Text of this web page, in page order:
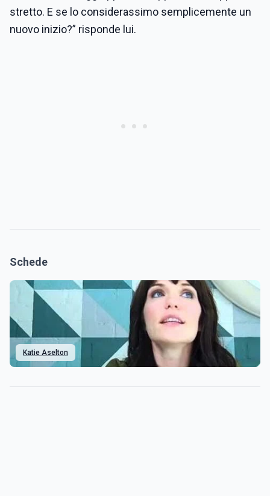
stretto. E se lo considerassimo semplicemente un
nuovo inizio?” risponde lui.
Schede
Katie Aselton